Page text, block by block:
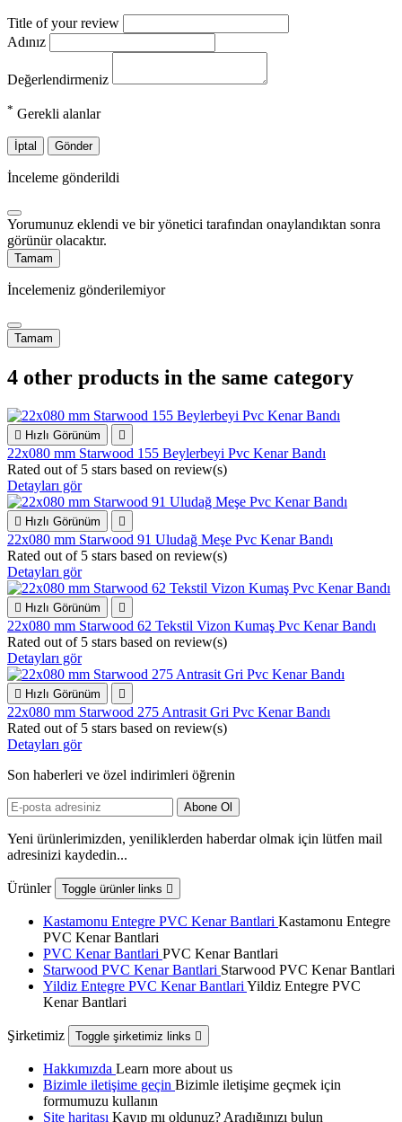
Title of your review
Adınız
Değerlendirmeniz
* Gerekli alanlar
İptal Gönder
İnceleme gönderildi
Yorumunuz eklendi ve bir yönetici tarafından onaylandıktan sonra
görünür olacaktır.
Tamam
İncelemeniz gönderilemiyor
Tamam
4 other products in the same category
 Hızlı Görünüm 
22x080 mm Starwood 155 Beylerbeyi Pvc Kenar Bandı
Rated out of 5 stars based on review(s)
Detayları gör
 Hızlı Görünüm 
22x080 mm Starwood 91 Uludağ Meşe Pvc Kenar Bandı
Rated out of 5 stars based on review(s)
Detayları gör
 Hızlı Görünüm 
22x080 mm Starwood 62 Tekstil Vizon Kumaş Pvc Kenar Bandı
Rated out of 5 stars based on review(s)
Detayları gör
 Hızlı Görünüm 
22x080 mm Starwood 275 Antrasit Gri Pvc Kenar Bandı
Rated out of 5 stars based on review(s)
Detayları gör
Son haberleri ve özel indirimleri öğrenin
Yeni ürünlerimizden, yeniliklerden haberdar olmak için lütfen mail
adresinizi kaydedin...
Ürünler Toggle ürünler links 
Kastamonu Entegre PVC Kenar Bantlari Kastamonu Entegre
PVC Kenar Bantlari
PVC Kenar Bantlari PVC Kenar Bantlari
Starwood PVC Kenar Bantlari Starwood PVC Kenar Bantlari
Yildiz Entegre PVC Kenar Bantlari Yildiz Entegre PVC
Kenar Bantlari
Şirketimiz Toggle şirketimiz links 
Hakkımızda Learn more about us
Bizimle iletişime geçin Bizimle iletişime geçmek için
formumuzu kullanın
Site haritası Kayıp mı oldunuz? Aradığınızı bulun